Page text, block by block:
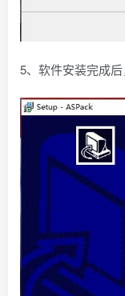
5、软件安装完成